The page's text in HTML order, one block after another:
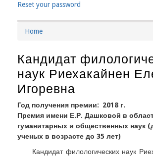
Reset your password
Breadcrumb
Home
Кандидат
наук Риехакайнен
Игоревна
Год получения премии
2018 г.
Премия имени Е.Р. Дашковой в
гуманитарных и общественных наук
ученых в возрасте до 35 лет)
Кандидат филологических наук